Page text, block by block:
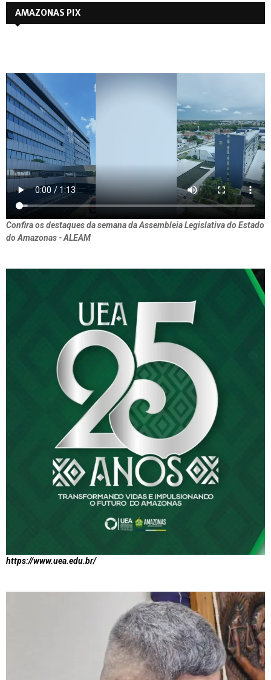
AMAZONAS PIX
Confira os destaques da semana da Assembleia Legislativa do Estado
do Amazonas - ALEAM
https://www.uea.edu.br/